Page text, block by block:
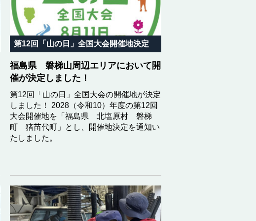
第12回「山の日」全国大会開催地決定
福島県 磐梯山周辺エリアにおいて開
催が決定しました！
第12回「山の日」全国大会の開催地が決定
しました！ 2028（令和10）年度の第12回
大会開催地を「福島県 北塩原村 磐梯
町 猪苗代町」とし、開催地決定を通知い
たしました。